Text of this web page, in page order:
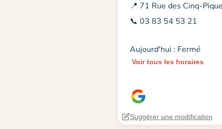
📍 71 Rue des Cinq-
📞 03 83 54 53 21
Aujourd'hui : Fermé
Voir tous les horaires
Suggérer une modification